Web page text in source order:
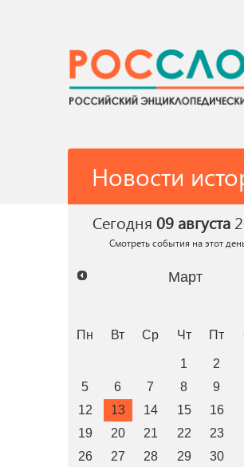
Новости
Сегодня 09 августа
Смотреть события на этот
Март
Пн Вт Ср Чт Пт
1 2
5
6 7 8 9
12
13 14 15 16
19
20 21 22 23
26
27 28 29 30